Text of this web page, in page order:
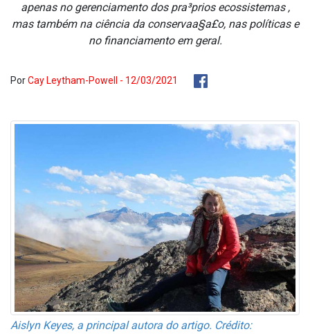
apenas no gerenciamento dos pra³prios ecossistemas ,
mas também na ciência da conservaa§a£o, nas políticas e
no financiamento em geral.
PorCay Leytham-Powell - 12/03/2021
Aislyn Keyes, a principal autora do artigo. Crédito: